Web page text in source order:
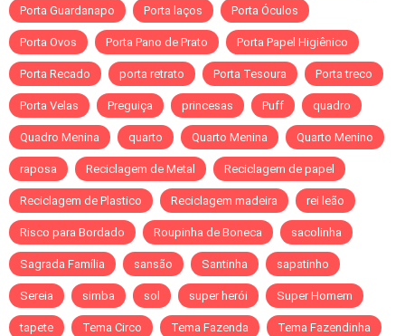
Porta Guardanapo Porta laços Porta Óculos
Porta Ovos Porta Pano de Prato Porta Papel Higiênico
Porta Recado porta retrato Porta Tesoura Porta treco
Porta Velas Preguiça princesas Puff quadro
Quadro Menina quarto Quarto Menina Quarto Menino
raposa Reciclagem de Metal Reciclagem de papel
Reciclagem de Plastico Reciclagem madeira rei leão
Risco para Bordado Roupinha de Boneca sacolinha
Sagrada Família sansão Santinha sapatinho
Sereia simba sol super herói Super Homem
tapete Tema Circo Tema Fazenda Tema Fazendinha